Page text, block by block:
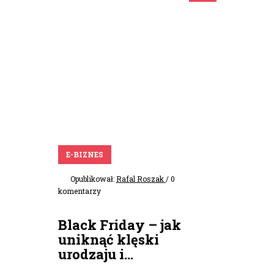
E-BIZNES
Opublikował:Rafal Roszak/ 0
komentarzy
Black Friday – jak
uniknąć klęski
urodzaju i...